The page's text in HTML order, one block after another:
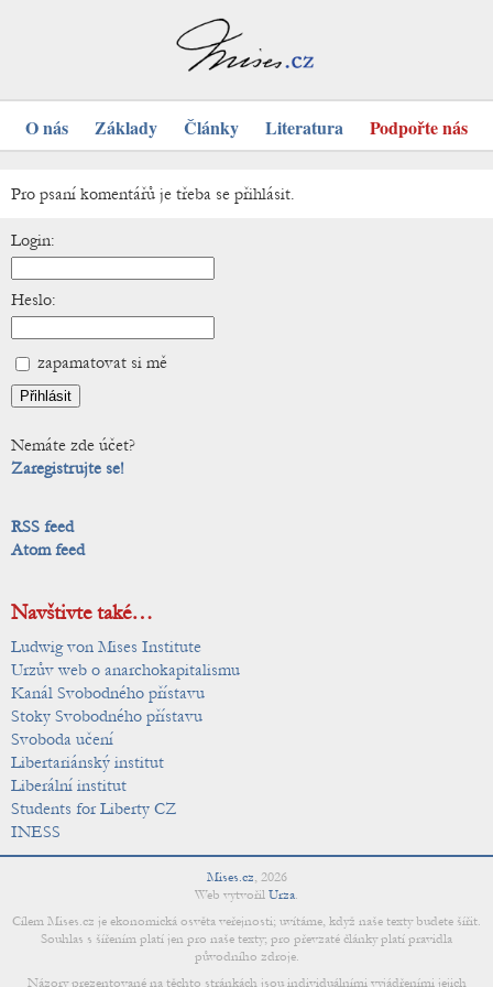
O nás Základy Články Literatura Podpořte nás
Pro psaní komentářů je třeba se přihlásit.
Login:
Heslo:
zapamatovat si mě
Nemáte zde účet?
Zaregistrujte se!
RSS feed
Atom feed
Navštivte také…
Ludwig von Mises Institute
Urzův web o anarchokapitalismu
Kanál Svobodného přístavu
Stoky Svobodného přístavu
Svoboda učení
Libertariánský institut
Liberální institut
Students for Liberty CZ
INESS
Mises.cz, 2026
Web vytvořil Urza.
Cílem Mises.cz je ekonomická osvěta veřejnosti; uvítáme, když naše texty budete šířit.
Souhlas s šířením platí jen pro naše texty; pro převzaté články platí pravidla
původního zdroje.
Názory prezentované na těchto stránkách jsou individuálními vyjádřeními jejich